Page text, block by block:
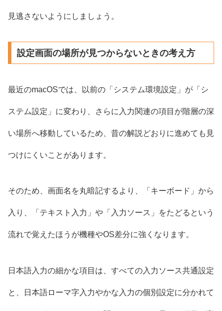
見逃さないようにしましょう。
設定画面の場所が見つからないときの考え方
最近のmacOSでは、以前の「システム環境設定」が「シ
ステム設定」に変わり、さらに入力関連の項目が階層の深
い場所へ移動しているため、昔の解説どおりに進めても見
つけにくいことがあります。
そのため、画面名を丸暗記するより、「キーボード」から
入り、「テキスト入力」や「入力ソース」をたどるという
流れで覚えたほうが機種やOS差分に強くなります。
日本語入力の細かな項目は、すべての入力ソース共通設定
と、日本語ローマ字入力やかな入力の個別設定に分かれて